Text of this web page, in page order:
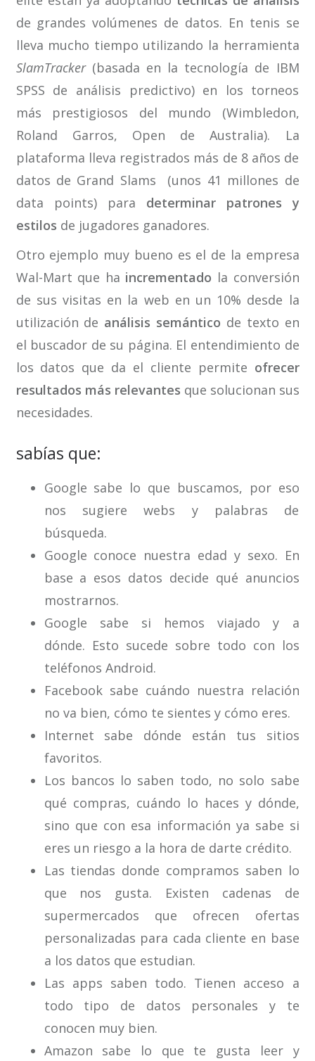
de grandes volúmenes de datos. En tenis se
lleva mucho tiempo utilizando la herramienta
SlamTracker(basada en la tecnología de IBM
SPSS de análisis predictivo) en los torneos
más prestigiosos del mundo (Wimbledon,
Roland Garros, Open de Australia). La
plataforma lleva registrados más de 8 años de
datos de Grand Slams (unos 41 millones de
data points) para determinar patrones y
estilos de jugadores ganadores.
Otro ejemplo muy bueno es el de la empresa
Wal-Mart que ha incrementado la conversión
de sus visitas en la web en un 10% desde la
utilización de análisis semántico de texto en
el buscador de su página. El entendimiento de
los datos que da el cliente permite ofrecer
resultados más relevantes que solucionan sus
necesidades.
sabías que:
Google sabe lo que buscamos, por eso
nos sugiere webs y palabras de
búsqueda.
Google conoce nuestra edad y sexo. En
base a esos datos decide qué anuncios
mostrarnos.
Google sabe si hemos viajado y a
dónde. Esto sucede sobre todo con los
teléfonos Android.
Facebook sabe cuándo nuestra relación
no va bien, cómo te sientes y cómo eres.
Internet sabe dónde están tus sitios
favoritos.
Los bancos lo saben todo, no solo sabe
qué compras, cuándo lo haces y dónde,
sino que con esa información ya sabe si
eres un riesgo a la hora de darte crédito.
Las tiendas donde compramos saben lo
que nos gusta. Existen cadenas de
supermercados que ofrecen ofertas
personalizadas para cada cliente en base
a los datos que estudian.
Las apps saben todo. Tienen acceso a
todo tipo de datos personales y te
conocen muy bien.
Amazon sabe lo que te gusta leer y